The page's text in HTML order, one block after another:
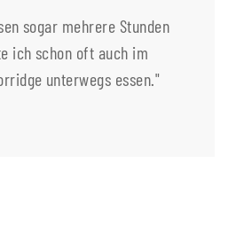
sogar mehrere Stunden
ich schon oft auch im
unterwegs essen."